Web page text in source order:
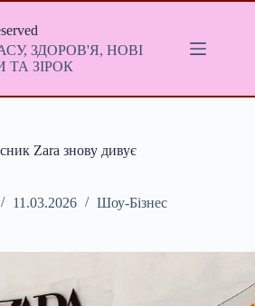
ЗДОРОВ'Я, НОВІ
ТА ЗІРОК
Zara знову дивує
11.03.2026 Шоу-Бізнес